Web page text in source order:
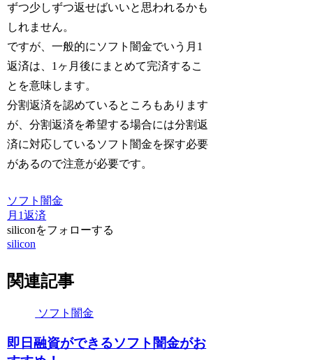
ずつ少しずつ返せばいいと思われるかも
しれません。
ですが、一般的にソフト闇金でいう月1
返済は、1ヶ月後にまとめて完済するこ
とを意味します。
分割返済を認めているところもあります
が、分割返済を希望する場合には分割返
済に対応しているソフト闇金を探す必要
があるので注意が必要です。
ソフト闇金
月1返済
siliconをフォローする
silicon
関連記事
ソフト闇金
即日融資ができるソフト闇金がお